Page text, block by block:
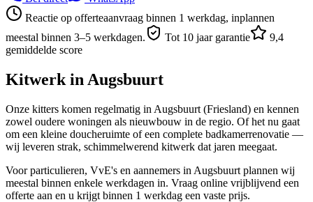
Reactie op offerteaanvraag binnen 1 werkdag, inplannen
meestal binnen 3–5 werkdagen.
Tot 10 jaar garantie
9,4
gemiddelde score
Kitwerk in Augsbuurt
Onze kitters komen regelmatig in Augsbuurt (Friesland) en kennen
zowel oudere woningen als nieuwbouw in de regio. Of het nu gaat
om een kleine doucheruimte of een complete badkamerrenovatie —
wij leveren strak, schimmelwerend kitwerk dat jaren meegaat.
Voor particulieren, VvE's en aannemers in Augsbuurt plannen wij
meestal binnen enkele werkdagen in. Vraag online vrijblijvend een
offerte aan en u krijgt binnen 1 werkdag een vaste prijs.